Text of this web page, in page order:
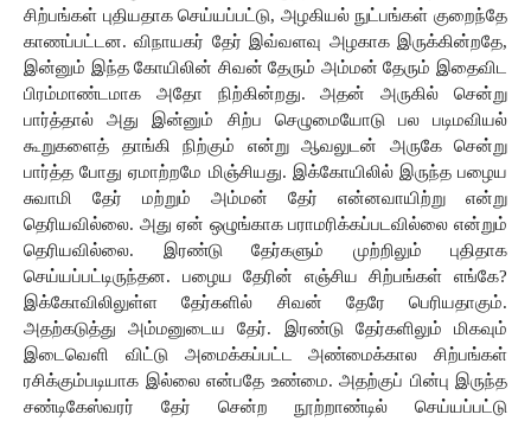
சிற்பங்கள் புதியதாக செய்யப்பட்டு, அழகியல் நுட்பங்கள் குறைந்தே
காணப்பட்டன. விநாயகர் தேர் இவ்வளவு அழகாக இருக்கின்றதே,
இன்னும் இந்த கோயிலின் சிவன் தேரும் அம்மன் தேரும் இதைவிட
பிரம்மாண்டமாக
அதோ நிற்கின்றது. அதன் அருகில்
சென்று
பார்த்தால்
அது இன்னும் சிற்ப செழுமையோடு பல
படிமவியல்
கூறுகளைத்
தாங்கி நிற்கும் என்று ஆவலுடன் அருகே
சென்று
பார்த்த போது ஏமாற்றமே மிஞ்சியது. இக்கோயிலில் இருந்த பழைய
சுவாமி
தேர் மற்றும்
அம்மன் தேர் என்னவாயிற்று என்று
தெரியவில்லை. அது ஏன் ஒழுங்காக பராமரிக்கப்படவில்லை என்றும்
தெரியவில்லை. இரண்டு தேர்களும் முற்றிலும் புதிதாக
செய்யப்பட்டிருந்தன. பழைய தேரின் எஞ்சிய சிற்பங்கள் எங்கே?
இக்கோவிலிலுள்ள தேர்களில் சிவன் தேரே பெரியதாகும்.
அதற்கடுத்து அம்மனுடைய தேர். இரண்டு தேர்களிலும் மிகவும்
இடைவெளி விட்டு அமைக்கப்பட்ட அண்மைக்கால சிற்பங்கள்
ரசிக்கும்படியாக இல்லை என்பதே உண்மை. அதற்குப் பின்பு இருந்த
சண்டிகேஸ்வரர்
தேர் சென்ற நூற்றாண்டில்
செய்யப்பட்டு